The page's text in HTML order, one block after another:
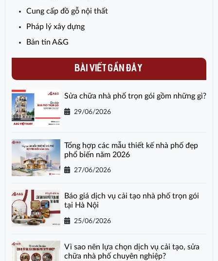
Cung cấp đồ gỗ nội thất
Pháp lý xây dựng
Bản tin A&G
BÀI VIẾT GẦN ĐÂY
Sửa chữa nhà phố trọn gói gồm những gì?
29/06/2026
Tổng hợp các mẫu thiết kế nhà phố đẹp
phổ biến năm 2026
27/06/2026
Báo giá dịch vụ cải tạo nhà phố trọn gói
tại Hà Nội
25/06/2026
Vì sao nên lựa chọn dịch vụ cải tạo, sửa
chữa nhà phố chuyên nghiệp?